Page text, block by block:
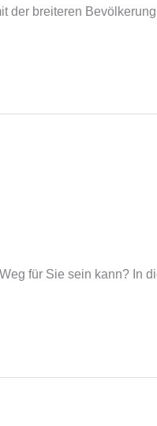
der breiteren
für Sie sein kann? In